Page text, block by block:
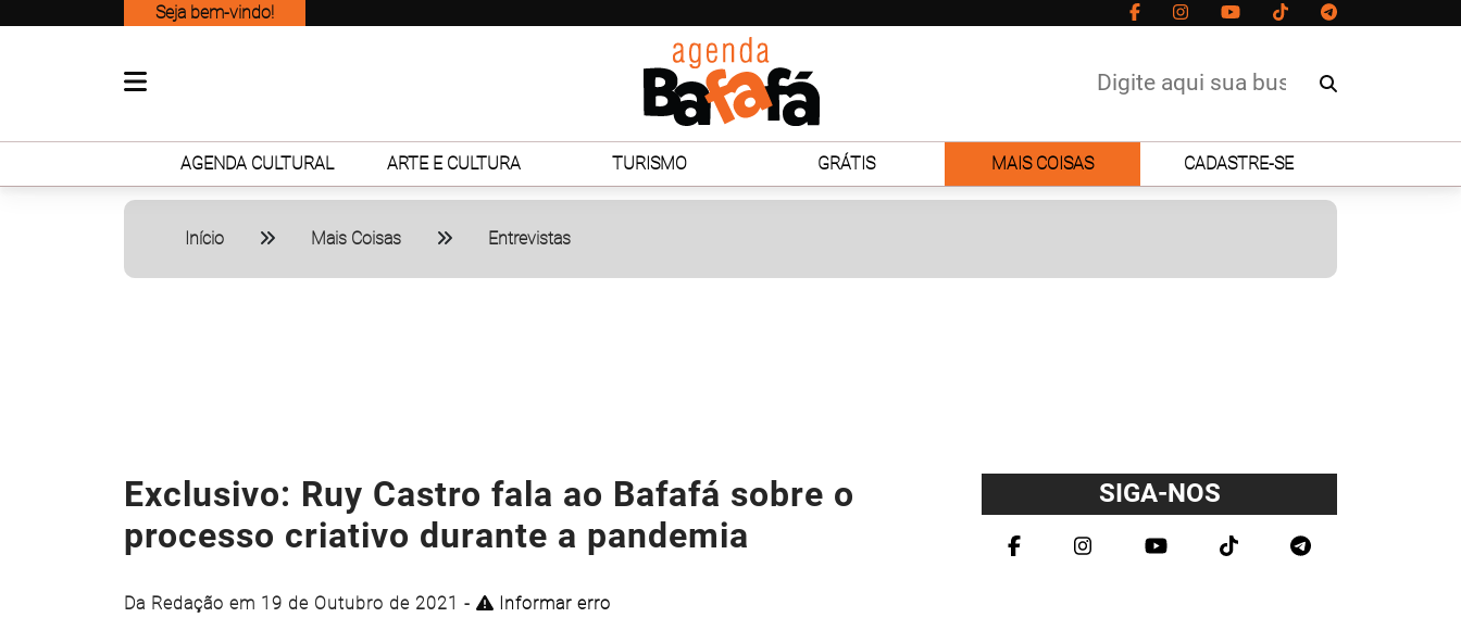
Seja bem-vindo!
AGENDA CULTURAL ARTE E CULTURA TURISMO GRÁTIS MAIS COISAS CADASTRE-SE
Início Mais Coisas Entrevistas
Exclusivo: Ruy Castro fala ao Bafafá sobre o
processo criativo durante a pandemia
Da Redação em 19 de Outubro de 2021 - Informar erro
SIGA-NOS